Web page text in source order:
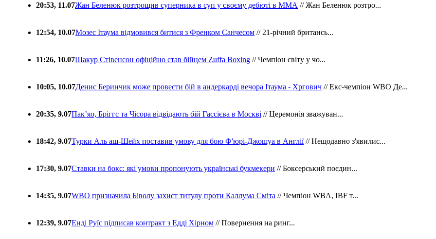
20:53, 11.07Жан Беленюк розтрощив суперника в суп у своєму дебюті в ММА // Жан Беленюк розтро...
12:54, 10.07Мозес Ітаума відмовився битися з Френком Санчесом // 21-річний британсь...
11:26, 10.07Шакур Стівенсон офіційно став бійцем Zuffa Boxing // Чемпіон світу у чо...
10:05, 10.07Денис Беринчик може провести бій в андеркарді вечора Ітаума - Хргович // Екс-чемпіон WBO Де...
20:35, 9.07Пакʼяо, Бріггс та Чісора відвідають бій Гассієва в Москві // Церемонія зважуван...
18:42, 9.07Турки Аль аш-Шейх поставив умову для бою Ф'юрі-Джошуа в Англії// Нещодавно з'явилис...
17:30, 9.07Ставки на бокс: які умови пропонують українські букмекери // Боксерський поєдин...
14:35, 9.07WBO призначила Біволу захист титулу проти Каллума Сміта // Чемпіон WBA, IBF т...
12:39, 9.07Енді Руїс підписав контракт з Едді Хірном // Повернення на ринг...